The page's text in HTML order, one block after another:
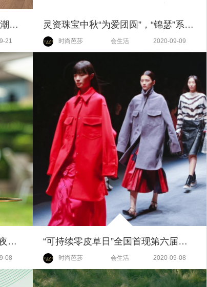
品质生活日用品牌ch22携手美国潮流品牌STANCE推出联名袜子,演绎出圈新可能,释放无限魅力
21
灵资珠宝中秋“为爱团圆”，“锦瑟”系列新品璀璨夺目
时尚芭莎 会生活 2020-09-09
MHD中国携手伯衡55开启 “仲夏夜之梦” 全新Canteen 55引领沪上品质生活
08
“可持续零皮草日”全国首现第六届国际可持续时尚零皮草盛典
时尚芭莎 会生活 2020-09-08